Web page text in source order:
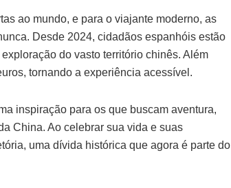
ao mundo, e para o viajante moderno, as
Desde 2024, cidadãos espanhóis estão
do vasto território chinês. Além
tornando a experiência acessível.
inspiração para os que buscam aventura,
China. Ao celebrar sua vida e suas
uma dívida histórica que agora é parte do